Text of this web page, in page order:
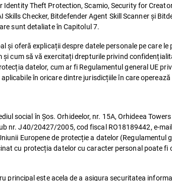
Theft Protection, Scamio, Security for
Checker, Bitdefender Agent Skill Scanner și
sunt detaliate în Capitolul 7.
oferă explicații despre datele personale pe care le
și cum să vă exercitați drepturile privind
datelor, cum ar fi Regulamentul general UE
în oricare dintre jurisdicțiile în care
social în Șos. Orhideelor, nr. 15A, Orhideea
nr. J40/20427/2005, cod fiscal RO18189442, e-
Europene de protecție a datelor (Regulamentul
cu protecția datelor cu caracter personal poate fi
principal este acela de a asigura securitatea